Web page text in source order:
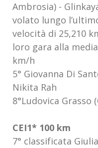
Ambrosia) -
volato lungo
velocità di 25,210
loro gara alla
km/h
5° Giovanna Di
Nikita Rah
8°Ludovica Grasso
CEI1* 100 km
7° classificata